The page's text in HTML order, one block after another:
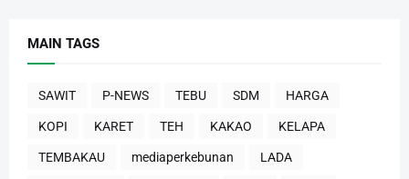
MAIN TAGS
SAWIT P-NEWS TEBU SDM HARGA
KOPI KARET TEH KAKAO KELAPA
TEMBAKAU mediaperkebunan LADA